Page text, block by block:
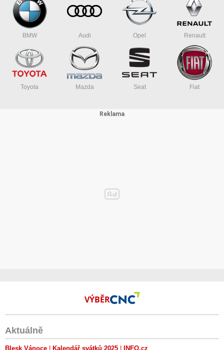
nutná homologovaná helma
vyžaduje povinné ručení
homologace EEC
registrační značky na základě CoC listu.
BMW Audi Opel Renault
Toyota Mazda Seat Fiat
VÝBĚR
Aktuálně
Blesk Vánoce Kalendář svátků 2025 INFO.cz